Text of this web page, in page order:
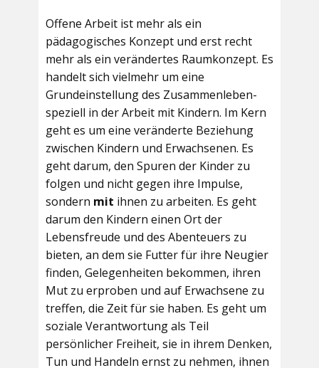
Offene Arbeit ist mehr als ein
pädagogisches Konzept und erst recht
mehr als ein verändertes Raumkonzept. Es
handelt sich vielmehr um eine
Grundeinstellung des Zusammenleben-
speziell in der Arbeit mit Kindern. Im Kern
geht es um eine veränderte Beziehung
zwischen Kindern und Erwachsenen. Es
geht darum, den Spuren der Kinder zu
folgen und nicht gegen ihre Impulse,
sondern mit ihnen zu arbeiten. Es geht
darum den Kindern einen Ort der
Lebensfreude und des Abenteuers zu
bieten, an dem sie Futter für ihre Neugier
finden, Gelegenheiten bekommen, ihren
Mut zu erproben und auf Erwachsene zu
treffen, die Zeit für sie haben. Es geht um
soziale Verantwortung als Teil
persönlicher Freiheit, sie in ihrem Denken,
Tun und Handeln ernst zu nehmen, ihnen